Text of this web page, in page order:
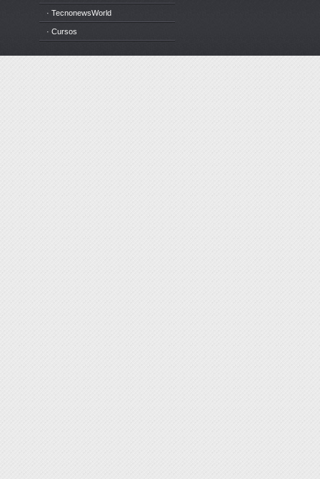
· TecnonewsWorld
· Cursos